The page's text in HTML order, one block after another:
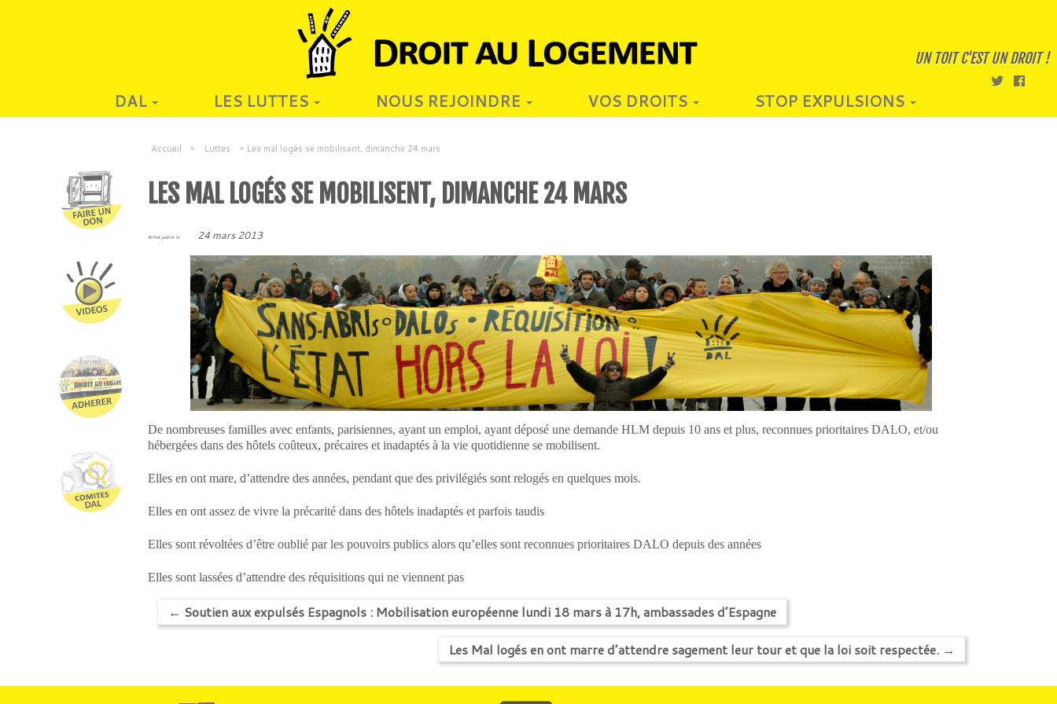
UN TOIT C'EST UN DROIT !
DAL LES LUTTES NOUS REJOINDRE VOS DROITS STOP EXPULSIONS
Accueil » Luttes » Les mal logés se mobilisent, dimanche 24 mars
LES MAL LOGÉS SE MOBILISENT, DIMANCHE 24 MARS
Billet publié le 24 mars 2013
De nombreuses familles avec enfants, parisiennes, ayant un emploi, ayant déposé une demande HLM depuis 10 ans et plus, reconnues prioritaires DALO, et/ou
hébergées dans des hôtels coûteux, précaires et inadaptés à la vie quotidienne se mobilisent.
Elles en ont mare, d’attendre des années, pendant que des privilégiés sont relogés en quelques mois.
Elles en ont assez de vivre la précarité dans des hôtels inadaptés et parfois taudis
Elles sont révoltées d’être oublié par les pouvoirs publics alors qu’elles sont reconnues prioritaires DALO depuis des années
Elles sont lassées d’attendre des réquisitions qui ne viennent pas
← Soutien aux expulsés Espagnols : Mobilisation européenne lundi 18 mars à 17h, ambassades d’Espagne
Les Mal logés en ont marre d’attendre sagement leur tour et que la loi soit respectée. →